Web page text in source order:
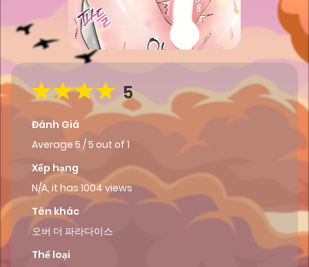
5
Đánh Giá
Average 5 /5 out of 1
Xếp hạng
N/A, it has 1004 views
Tên khác
오버 더 파라다이스
Thể loại